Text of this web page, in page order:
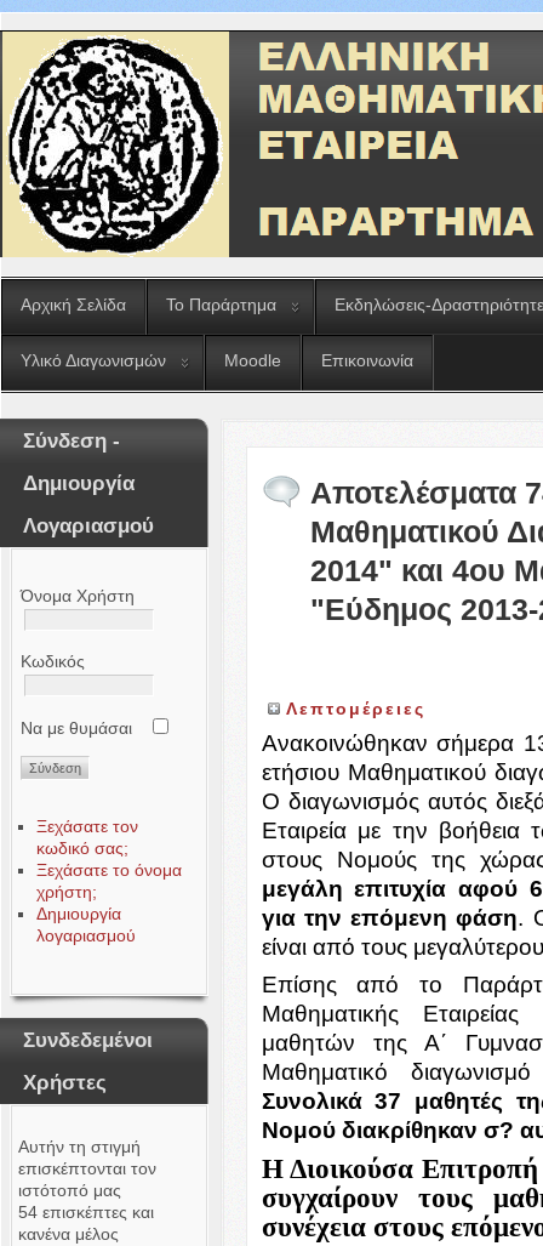
Αρχική Σελίδα Το Παράρτημα Εκδηλώσεις-
Υλικό Διαγωνισμών Moodle Επικοινωνία
Σύνδεση -
Δημιουργία
Λογαριασμού
Όνομα Χρήστη
Κωδικός
Να με θυμάσαι
Ξεχάσατε τον
κωδικό σας;
Ξεχάσατε το όνομα
χρήστη;
Δημιουργία
λογαριασμού
Συνδεδεμένοι
Χρήστες
Αυτήν τη στιγμή
επισκέπτονται τον
ιστότοπό μας
54 επισκέπτες και
κανένα μέλος
Αποτελέσματα
Μαθηματικού
2014" και 4ου
"Εύδημος
Λεπτομέρειες
Ανακοινώθηκαν σήμερα
ετήσιου Μαθηματικού
Ο διαγωνισμός αυτός
Εταιρεία με την
στους Νομούς της
μεγάλη επιτυχία αφού
για την επόμενη φάση.
είναι από τους
Επίσης από το
Μαθηματικής
μαθητών της Α΄
Μαθηματικό
Συνολικά 37 μαθητές
Νομού διακρίθηκαν σ?
Η Διοικούσα
συγχαίρουν τους
συνέχεια στους